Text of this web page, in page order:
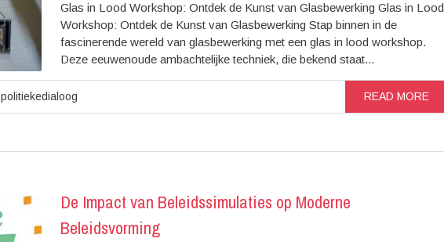
Glas in Lood Workshop: Ontdek de Kunst van Glasbewerking Glas in Lood
Workshop: Ontdek de Kunst van Glasbewerking Stap binnen in de
fascinerende wereld van glasbewerking met een glas in lood workshop.
Deze eeuwenoude ambachtelijke techniek, die bekend staat...
politiekedialoog READ MORE
De Impact van Beleidssimulaties op Moderne
Beleidsvorming